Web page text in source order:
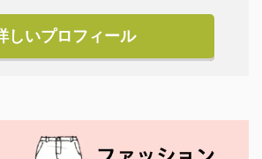
しいプロフィール